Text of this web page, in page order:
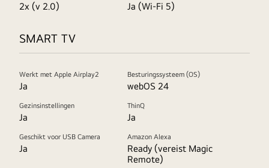
2x (v 2.0) Ja (Wi-Fi 5)
SMART TV
Werkt met Apple Airplay2
Ja
Besturingssysteem (OS)
webOS 24
Gezinsinstellingen
Ja
ThinQ
Ja
Geschikt voor USB Camera
Ja
Amazon Alexa
Ready (vereist Magic
Remote)